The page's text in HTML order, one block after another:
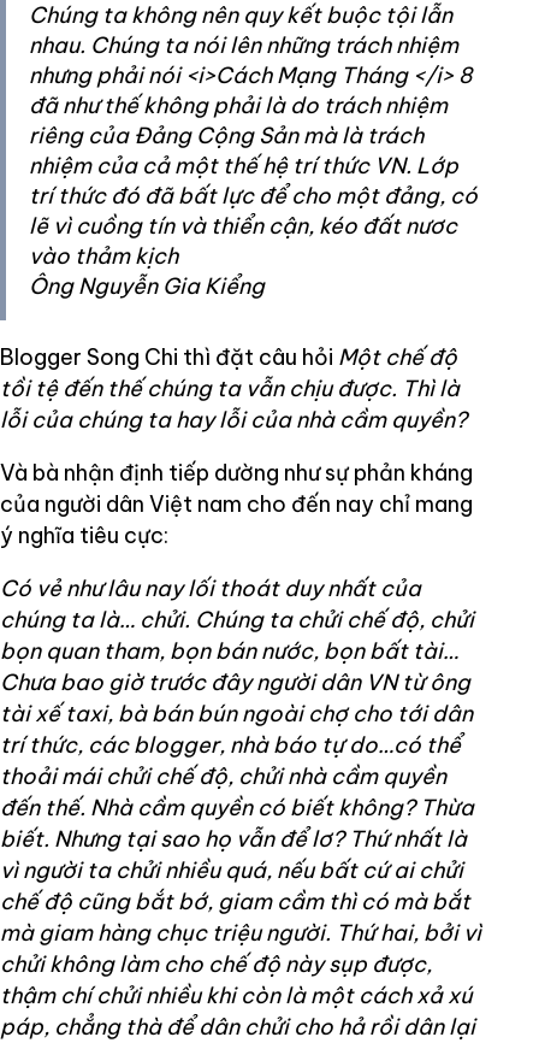
Chúng ta không nên quy kết buộc tội lẫn
nhau. Chúng ta nói lên những trách nhiệm
nhưng phải nói <i>Cách Mạng Tháng </i> 8
đã như thế không phải là do trách nhiệm
riêng của Đảng Cộng Sản mà là trách
nhiệm của cả một thế hệ trí thức VN. Lớp
trí thức đó đã bất lực để cho một đảng, có
lẽ vì cuồng tín và thiển cận, kéo đất nươc
vào thảm kịch
Ông Nguyễn Gia Kiểng
Blogger Song Chi thì đặt câu hỏi Một chế độ
tồi tệ đến thế chúng ta vẫn chịu được. Thì là
lỗi của chúng ta hay lỗi của nhà cầm quyền?
Và bà nhận định tiếp dường như sự phản kháng
của người dân Việt nam cho đến nay chỉ mang
ý nghĩa tiêu cực:
Có vẻ như lâu nay lối thoát duy nhất của
chúng ta là… chửi. Chúng ta chửi chế độ, chửi
bọn quan tham, bọn bán nước, bọn bất tài…
Chưa bao giờ trước đây người dân VN từ ông
tài xế taxi, bà bán bún ngoài chợ cho tới dân
trí thức, các blogger, nhà báo tự do…có thể
thoải mái chửi chế độ, chửi nhà cầm quyền
đến thế. Nhà cầm quyền có biết không? Thừa
biết. Nhưng tại sao họ vẫn để lơ? Thứ nhất là
vì người ta chửi nhiều quá, nếu bất cứ ai chửi
chế độ cũng bắt bớ, giam cầm thì có mà bắt
mà giam hàng chục triệu người. Thứ hai, bởi vì
chửi không làm cho chế độ này sụp được,
thậm chí chửi nhiều khi còn là một cách xả xú
páp, chẳng thà để dân chửi cho hả rồi dân lại